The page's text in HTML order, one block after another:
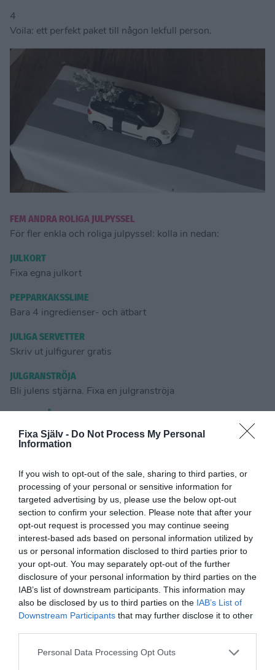
Fixa Själv - Do Not Process My Personal
Information
If you wish to opt-out of the sale, sharing to third parties, or
processing of your personal or sensitive information for
targeted advertising by us, please use the below opt-out
section to confirm your selection. Please note that after your
opt-out request is processed you may continue seeing
interest-based ads based on personal information utilized by
us or personal information disclosed to third parties prior to
your opt-out. You may separately opt-out of the further
disclosure of your personal information by third parties on the
IAB’s list of downstream participants. This information may
also be disclosed by us to third parties on the IAB’s List of
Downstream Participants that may further disclose it to other
Personal Data Processing Opt Outs
4
Voila: ett perfekt paket till någon lekfull person.
FEM ANDRA ROLIGA JULPYSSEL
För fler enkla och roliga julpyssel: kolla in nedan:
JULKORT
Fixa egna julkort
PEPPARKAKSSLIME
Bara 4 ingredienser- och ätbart
JULIGA SERVETTER
Skriv ut julfigurer gratis
JULGRANSTRÖJA
Bli julens stjärna. Fixa en julgranströja
Gratis prints. 7 roliga julbilder att skriva ut.
————————————–
Tycker du att den paket- och pysseltipsen verkar
roliga? Tipsa gärna dina vänner. Använd facebookknappen
nedanför inlägget för att dela.
För att följa Fixasjalv på Facebook: klicka här
För att följa Fixasjalv på Instagram:klicka här
Dela:
E-post